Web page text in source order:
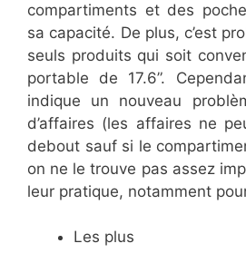
compartiments et des
sa capacité. De plus, c’est
seuls produits qui soit
portable de 17.6”.
indique un nouveau
d’affaires (les affaires ne
debout sauf si le
on ne le trouve pas assez
leur pratique, notamment
Les plus